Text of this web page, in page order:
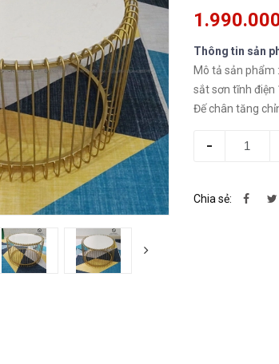
Thông tin sản
Mô tả sản phẩm : Chất liệu: - Đá trắng vân mây nhân tạo - Khung chân
sắt sơn tĩnh điện
-
Chia sẻ: